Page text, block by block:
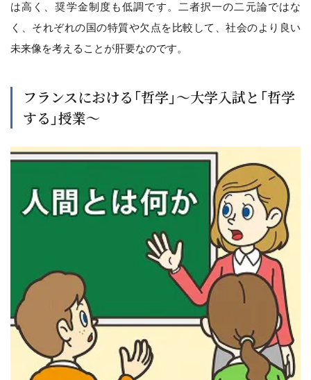
は高く、奨学金制度も低調です。二者択一の二元論ではな
く、それぞれの国の特質や欠点を比較して、社会のより良い
未来像を考えることが肝要なのです。
フランスにおける「哲学」～大学入試と「哲学
する」授業～